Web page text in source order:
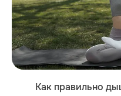
Как правильно